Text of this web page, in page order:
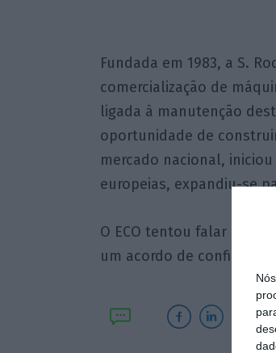
Fundada em 1983, a S.
comercialização de
ligada à manutenção
oportunidade de
mercado nacional,
europeias, expandiu-se
O ECO tentou falar com
um acordo de